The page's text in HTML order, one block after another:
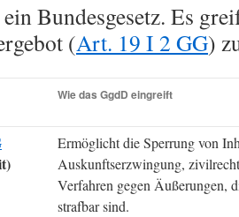
Bundesgesetz. Es
(Art. 19 I 2 GG)
Wie das GgdD eingreift
Ermöglicht die Sperrung von
Auskunftserzwingung,
Verfahren gegen Äußerungen,
strafbar sind.